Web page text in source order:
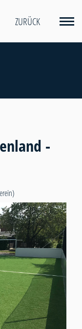
ZURÜCK
-